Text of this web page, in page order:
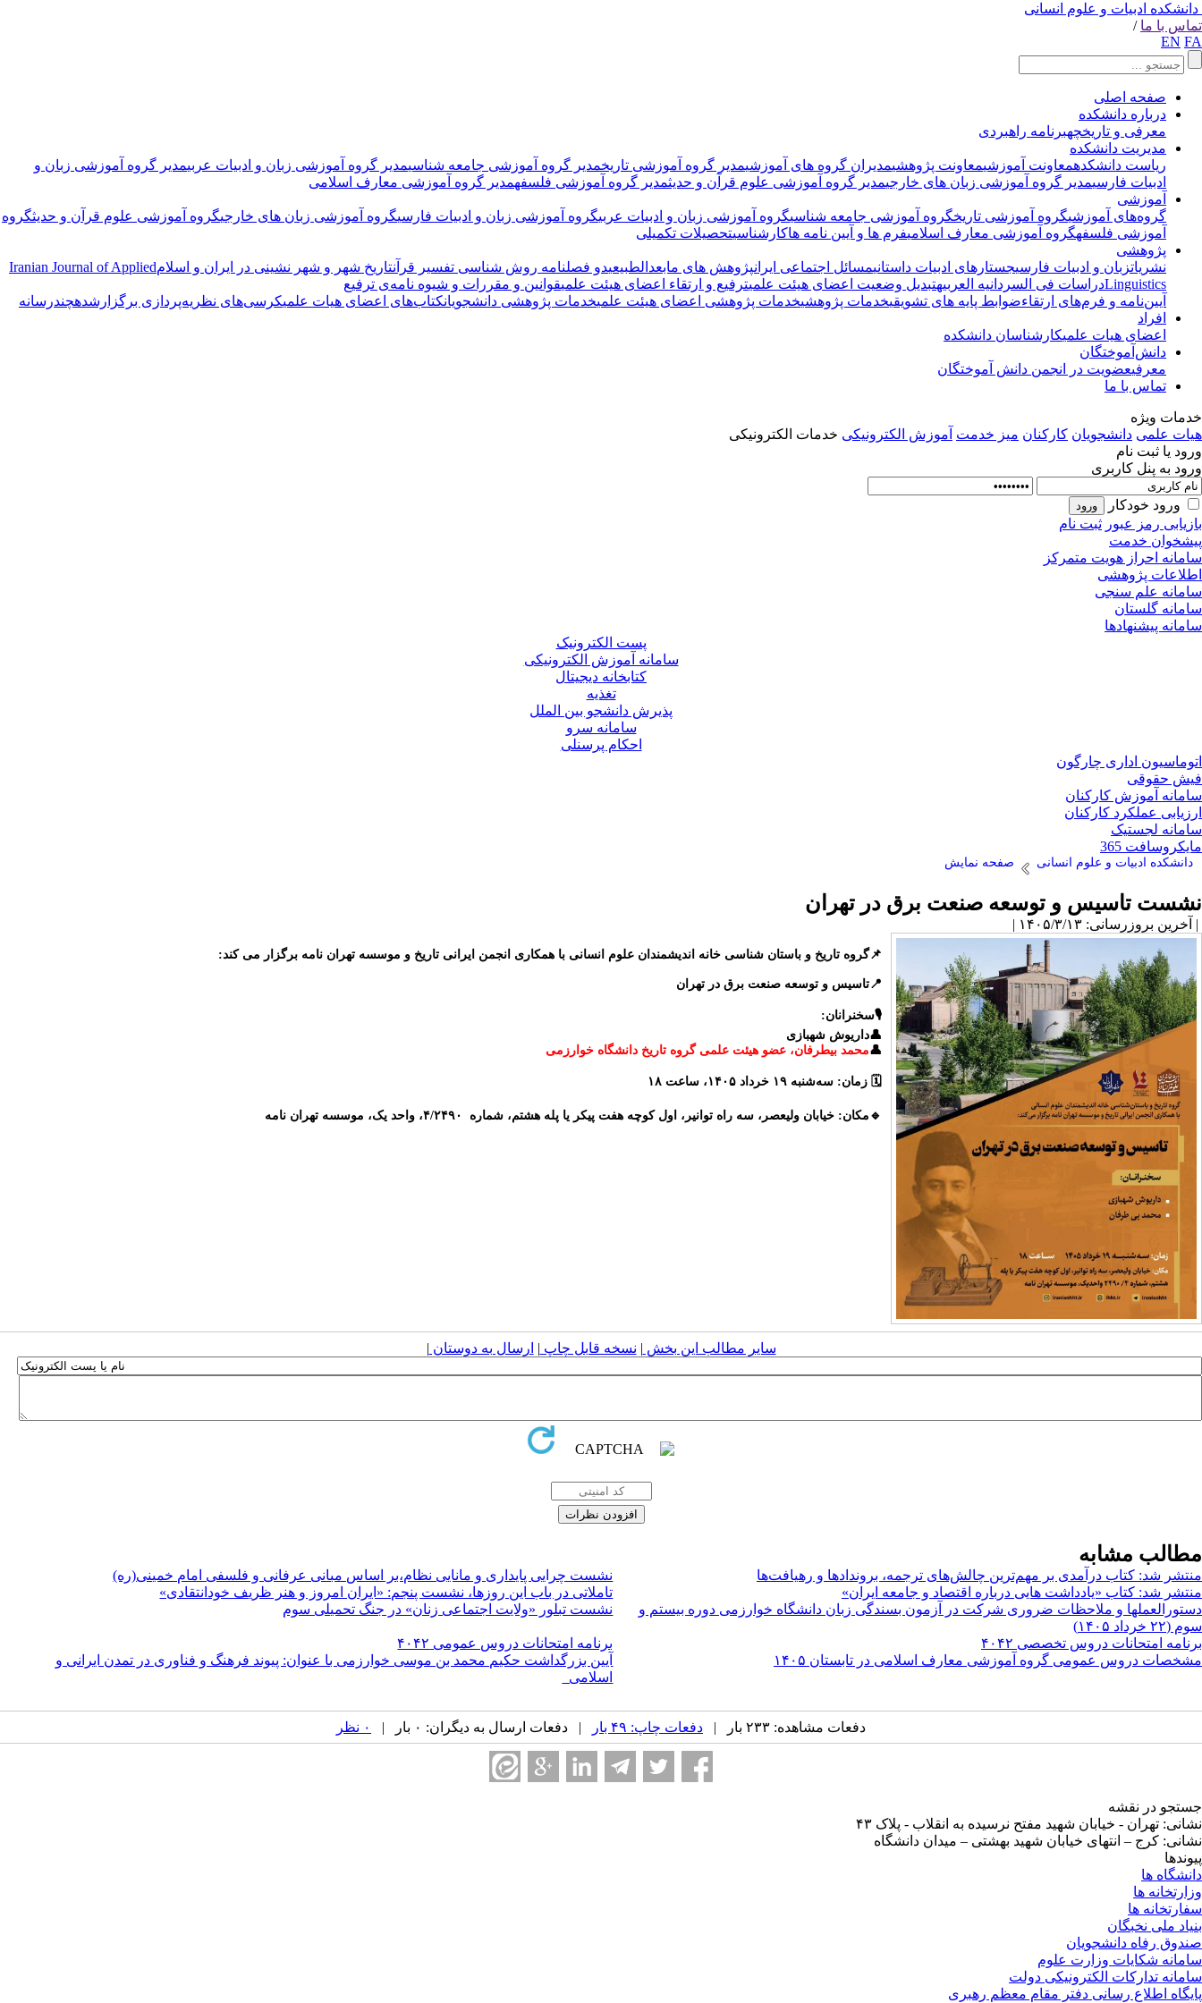
دانشکده ادبیات و علوم انسانی
تماس با ما /
EN FA
صفحه اصلی
درباره دانشکده
معرفی و تاریخچهبرنامه راهبردی
مدیریت دانشکده
ریاست دانشکدهمعاونت آموزشیمعاونت پژوهشیمدیران گروه های آموزشیمدیر گروه آموزشی تاریخمدیر گروه آموزشی جامعه شناسیمدیر گروه آموزشی زبان و ادبیات عربیمدیر گروه آموزشی زبان و
ادبیات فارسیمدیر گروه آموزشی زبان های خارجیمدیر گروه آموزشی علوم قرآن و حدیثمدیر گروه آموزشی فلسفهمدیر گروه آموزشی معارف اسلامی
آموزشی
گروه‌های آموزشیگروه آموزشی تاریخگروه آموزشی جامعه شناسیگروه آموزشی زبان و ادبیات عربیگروه آموزشی زبان و ادبیات فارسیگروه آموزشی زبان های خارجیگروه آموزشی علوم قرآن و حدیثگروه
آموزشی فلسفهگروه آموزشی معارف اسلامیفرم ها و آیین نامه هاکارشناسیتحصیلات تکمیلی
پژوهشی
نشریاتزبان و ادبیات فارسیجستارهای ادبیات داستانیمسائل اجتماعی ایرانپژوهش های مابعدالطبیعیدو فصلنامه روش شناسی تفسیر قرآنتاریخ شهر و شهر نشینی در ایران و اسلامIranian Journal of Applied
Linguisticsدراسات فی السردانیه العربیهتبدیل وضعیت اعضای هیئت علمیترفیع و ارتقاء اعضای هیئت علمیقوانین و مقررات و شیوه نامه‌ی ترفیع
آیین‌نامه و فرم‌های ارتقاءضوابط پایه های تشویقیخدمات پژوهشیخدمات پژوهشی اعضای هیئت علمیخدمات پژوهشی دانشجویانکتاب‌های اعضای هیات علمیکرسی‌های نظریه‌پردازی برگزارشدهچندرسانه
افراد
اعضای هیات علمیکارشناسان دانشکده
دانش‌آموختگان
معرفیعضویت در انجمن دانش آموختگان
تماس با ما
خدمات ویژه
هیات علمی دانشجویان کارکنان میز خدمت آموزش الکترونیکی خدمات الکترونیکی
ورود یا ثبت نام
ورود به پنل کاربری
ورود خودکار
بازیابی رمز عبور ثبت نام
پیشخوان خدمت
سامانه احراز هویت متمرکز
اطلاعات پژوهشی
سامانه علم سنجی
سامانه گلستان
سامانه پیشنهادها
پست الکترونیک
سامانه آموزش الکترونیکی
کتابخانه دیجیتال
تغذیه
پذیرش دانشجو بین الملل
سامانه سرو
احکام پرسنلی
اتوماسیون اداری چارگون
فیش حقوقی
سامانه آموزش کارکنان
ارزیابی عملکرد کارکنان
سامانه لجستیک
مایکروسافت 365
دانشکده ادبیات و علوم انسانی صفحه نمایش
نشست تاسیس و توسعه صنعت برق در تهران
| آخرین بروزرسانی: ۱۴۰۵/۳/۱۳ |
📌گروه تاریخ و باستان شناسی خانه اندیشمندان علوم انسانی با همکاری انجمن ایرانی تاریخ و موسسه تهران نامه برگزار می کند:
📍تاسیس و توسعه صنعت برق در تهران
🎙سخنرانان:
👤داریوش شهبازی
👤محمد بیطرفان، عضو هیئت علمی گروه تاریخ دانشگاه خوارزمی
🗓 زمان: سه‌شنبه ۱۹ خرداد ۱۴۰۵، ساعت ۱۸
🔹مکان: خیابان ولیعصر، سه راه توانیر، اول کوچه هفت پیکر یا پله هشتم، شماره ۴/۲۴۹۰، واحد یک، موسسه تهران نامه
سایر مطالب این بخش | نسخه قابل چاپ | ارسال به دوستان |
مطالب مشابه
منتشر شد: کتاب درآمدی بر مهم‌ترین چالش‌های ترجمه، بروندادها و رهیافت‌ها
نشست چرایی پایداری و مانایی نظام،بر اساس مبانی عرفانی و فلسفی امام خمینی(ره)
منتشر شد: کتاب «یادداشت هایی درباره اقتصاد و جامعه ایران»
تاملاتی در باب این روزها، نشست پنجم: «ایران امروز و هنر ظریف خودانتقادی»
دستورالعملها و ملاحظات ضروری شرکت در آزمون بسندگی زبان دانشگاه خوارزمی دوره بیستم و
سوم (۲۲ خرداد ۱۴۰۵)
نشست تبلور «ولایت اجتماعی زنان» در جنگ تحمیلی سوم
برنامه امتحانات دروس تخصصی ۴۰۴۲
برنامه امتحانات دروس عمومی ۴۰۴۲
مشخصات دروس عمومی گروه آموزشی معارف اسلامی در تابستان ۱۴۰۵
آیین بزرگداشت حکیم محمد بن موسی خوارزمی با عنوان: پیوند فرهنگ و فناوری در تمدن ایرانی و
اسلامی
دفعات مشاهده: ۲۳۳ بار | دفعات چاپ: ۴۹ بار | دفعات ارسال به دیگران: ۰ بار | ۰ نظر
جستجو در نقشه
نشانی: تهران - خیابان شهید مفتح نرسیده به انقلاب - پلاک ۴۳
نشانی: کرج – انتهای خیابان شهید بهشتی – میدان دانشگاه
پیوندها
دانشگاه ها
وزارتخانه ها
سفارتخانه ها
بنیاد ملی نخبگان
صندوق رفاه دانشجویان
سامانه شکایات وزارت علوم
سامانه تدارکات الکترونیکی دولت
پایگاه اطلاع رسانی دفتر مقام معظم رهبری